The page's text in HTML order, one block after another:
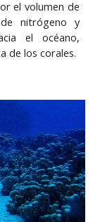
el volumen de
nitrógeno y
el océano,
de los corales.